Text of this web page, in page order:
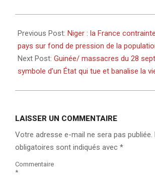
09-
27
Previous Post: Niger : la France
pays sur fond de pression de la
Next Post: Guinée/ massacres du 28
symbole d’un État qui tue et banalise la
LAISSER UN COMMENTAIRE
Votre adresse e-mail ne sera pas publiée.
obligatoires sont indiqués avec *
Commentaire
*